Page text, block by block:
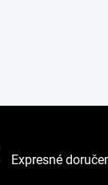
Expresné